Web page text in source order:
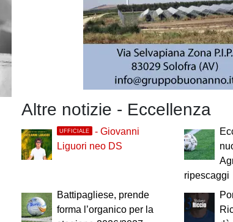
Altre notizie - Eccellenza
UFFICIALE
- Giovanni
Liguori neo DS
ripescaggi
Battipagliese, prende
forma l’organico per la